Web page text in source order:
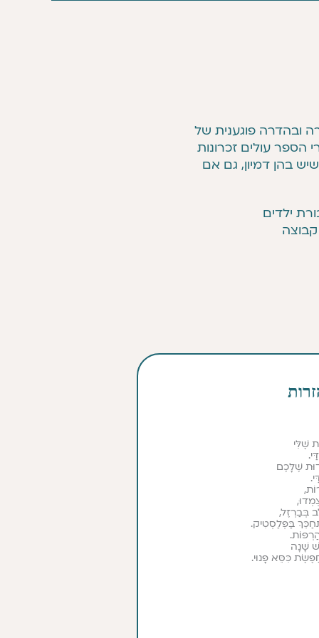
ובהדרה פוגענית של
הספר עולים זכרונות
בהן דמיון, גם אם
ילדים
שֶׁלִּי
שֶׁלָּכֶם
בְּבַרְזֶל,
בַּפְּלַסְטִיק.
שָׁנָה
כִּסֵּא פָּנוּי.